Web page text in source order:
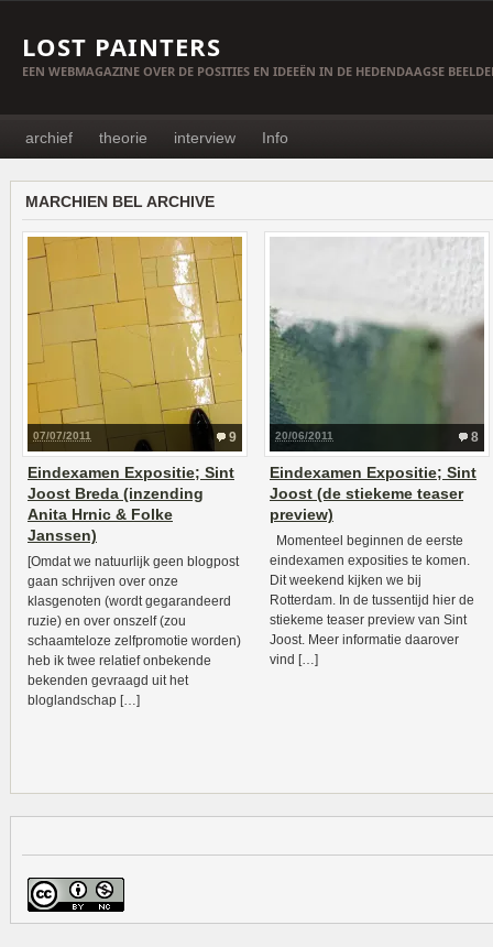
LOST PAINTERS
EEN WEBMAGAZINE OVER DE POSITIES EN IDEEËN IN DE HEDENDAAGSE
archief theorie interview Info
MARCHIEN BEL ARCHIVE
9
07/07/2011
Eindexamen Expositie; Sint
Joost Breda (inzending
Anita Hrnic & Folke
Janssen)
[Omdat we natuurlijk geen blogpost
gaan schrijven over onze
klasgenoten (wordt gegarandeerd
ruzie) en over onszelf (zou
schaamteloze zelfpromotie worden)
heb ik twee relatief onbekende
bekenden gevraagd uit het
bloglandschap […]
8
20/06/2011
Eindexamen Expositie; Sint
Joost (de stiekeme teaser
preview)
Momenteel beginnen de eerste
eindexamen exposities te komen.
Dit weekend kijken we bij
Rotterdam. In de tussentijd hier de
stiekeme teaser preview van Sint
Joost. Meer informatie daarover
vind […]